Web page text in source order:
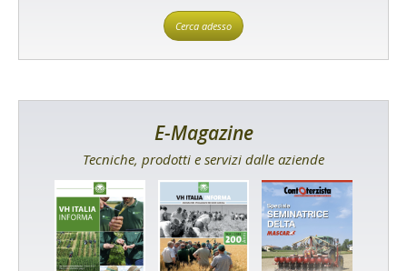
Cerca adesso
E-Magazine
Tecniche, prodotti e servizi dalle aziende